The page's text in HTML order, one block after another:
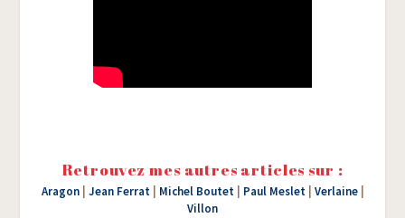
Retrouvez mes autres articles sur :
Aragon| Jean Ferrat| Michel Boutet| Paul Meslet| Verlaine|
Villon